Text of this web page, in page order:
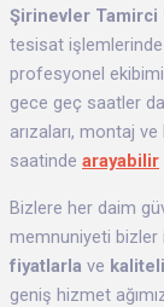
Şirinevler Tamirci
tesisat işlemlerinde
profesyonel
gece geç saatler
arızaları, montaj
saatinde arayabilir
Bizlere her daim
memnuniyeti bizler
fiyatlarla ve
geniş hizmet